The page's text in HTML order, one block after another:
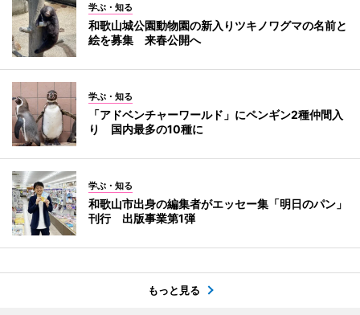
学ぶ・知る
和歌山城公園動物園の新入りツキノワグマの名前と
絵を募集 来春公開へ
学ぶ・知る
「アドベンチャーワールド」にペンギン2種仲間入
り 国内最多の10種に
学ぶ・知る
和歌山市出身の編集者がエッセー集「明日のパン」
刊行 出版事業第1弾
もっと見る